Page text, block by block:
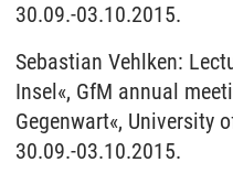
30.09.-03.10.2015.
Sebastian Vehlken:
Insel«, GfM annual
Gegenwart«, University
30.09.-03.10.2015.